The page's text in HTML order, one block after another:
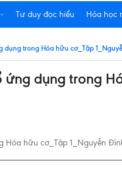
Tư duy đọc hiểu Hóa học
trong Hóa hữu cơ_Tập
dụng trong
hữu cơ_Tập 1_Nguyễn